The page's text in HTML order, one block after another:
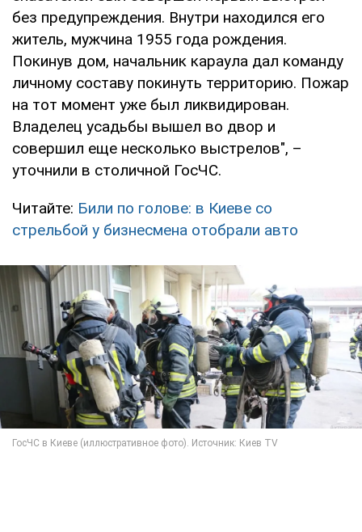
без предупреждения. Внутри находился его
житель, мужчина 1955 года рождения.
Покинув дом, начальник караула дал команду
личному составу покинуть территорию. Пожар
на тот момент уже был ликвидирован.
Владелец усадьбы вышел во двор и
совершил еще несколько выстрелов", –
уточнили в столичной ГосЧС.
Читайте: Били по голове: в Киеве со
стрельбой у бизнесмена отобрали авто